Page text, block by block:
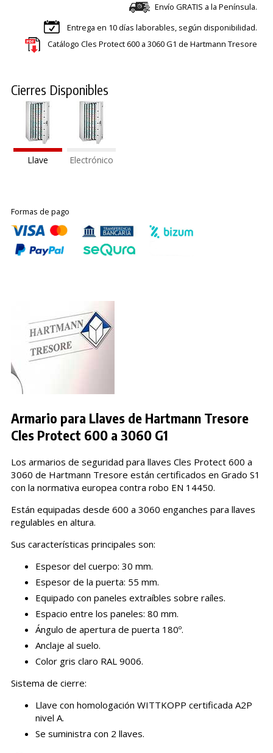
Envío GRATIS a la Península.
Entrega en 10 días laborables, según disponibilidad.
Catálogo Cles Protect 600 a 3060 G1 de Hartmann Tresore
Cierres Disponibles
Llave Electrónico
Formas de pago
Armario para Llaves de Hartmann Tresore
Cles Protect 600 a 3060 G1
Los armarios de seguridad para llaves Cles Protect 600 a
3060 de Hartmann Tresore están certificados en Grado S1
con la normativa europea contra robo EN 14450.
Están equipadas desde 600 a 3060 enganches para llaves
regulables en altura.
Sus características principales son:
Espesor del cuerpo: 30 mm.
Espesor de la puerta: 55 mm.
Equipado con paneles extraíbles sobre raíles.
Espacio entre los paneles: 80 mm.
Ángulo de apertura de puerta 180º.
Anclaje al suelo.
Color gris claro RAL 9006.
Sistema de cierre:
Llave con homologación WITTKOPP certificada A2P
nivel A.
Se suministra con 2 llaves.